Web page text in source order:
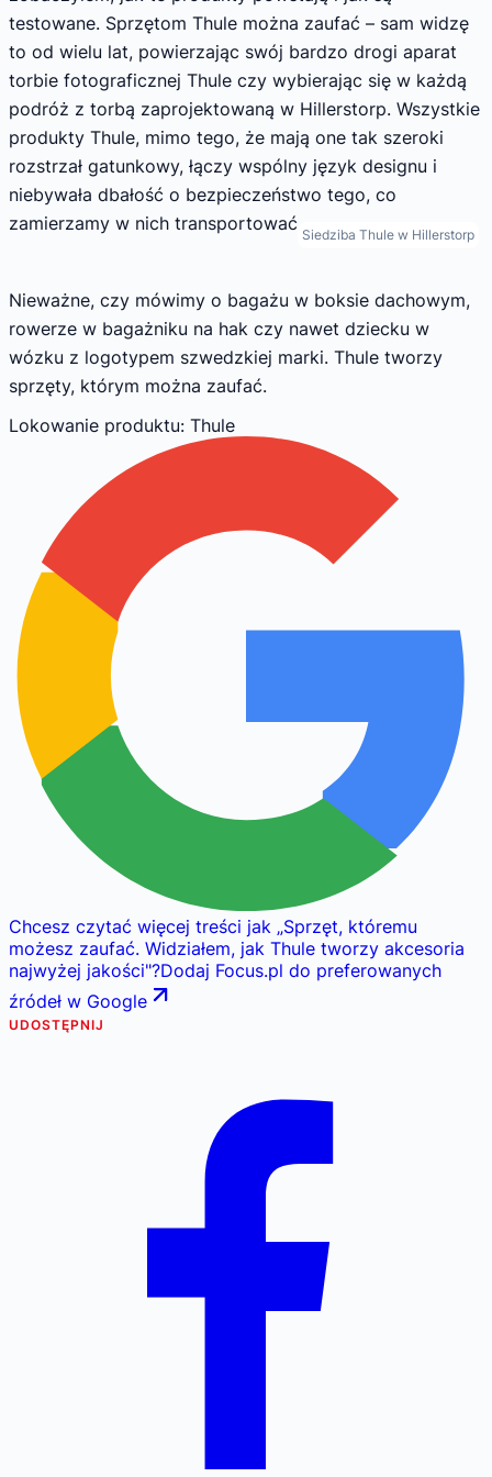
testowane. Sprzętom Thule można zaufać – sam widzę
to od wielu lat, powierzając swój bardzo drogi aparat
torbie fotograficznej Thule czy wybierając się w każdą
podróż z torbą zaprojektowaną w Hillerstorp. Wszystkie
produkty Thule, mimo tego, że mają one tak szeroki
rozstrzał gatunkowy, łączy wspólny język designu i
niebywała dbałość o bezpieczeństwo tego, co
zamierzamy w nich transportować.
Siedziba Thule w Hillerstorp
Nieważne, czy mówimy o bagażu w boksie dachowym,
rowerze w bagażniku na hak czy nawet dziecku w
wózku z logotypem szwedzkiej marki. Thule tworzy
sprzęty, którym można zaufać.
Lokowanie produktu: Thule
Chcesz czytać więcej treści jak „Sprzęt, któremu
możesz zaufać. Widziałem, jak Thule tworzy akcesoria
najwyżej jakości"?Dodaj Focus.pl do preferowanych
źródeł w Google
UDOSTĘPNIJ